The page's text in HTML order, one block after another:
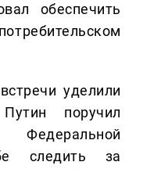
обеспечить
уделили
поручил
следить за